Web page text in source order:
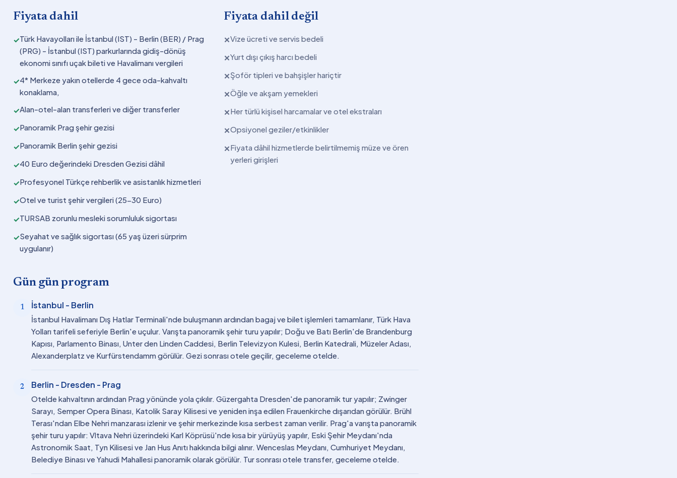
Fiyata dahil
✓Türk Havayolları ile İstanbul (IST) - Berlin (BER) / Prag
(PRG) - İstanbul (IST) parkurlarında gidiş-dönüş
ekonomi sınıfı uçak bileti ve Havalimanı vergileri
✓4* Merkeze yakın otellerde 4 gece oda-kahvaltı
konaklama,
✓Alan-otel-alan transferleri ve diğer transferler
✓Panoramik Prag şehir gezisi
✓Panoramik Berlin şehir gezisi
✓40 Euro değerindeki Dresden Gezisi dâhil
✓Profesyonel Türkçe rehberlik ve asistanlık hizmetleri
✓Otel ve turist şehir vergileri (25-30 Euro)
✓TURSAB zorunlu mesleki sorumluluk sigortası
✓Seyahat ve sağlık sigortası (65 yaş üzeri sürprim
uygulanır)
Fiyata dahil değil
✕Vize ücreti ve servis bedeli
✕Yurt dışı çıkış harcı bedeli
✕Şoför tipleri ve bahşişler hariçtir
✕Öğle ve akşam yemekleri
✕Her türlü kişisel harcamalar ve otel ekstraları
✕Opsiyonel geziler/etkinlikler
✕Fiyata dâhil hizmetlerde belirtilmemiş müze ve ören
yerleri girişleri
Gün gün program
1 İstanbul - Berlin
İstanbul Havalimanı Dış Hatlar Terminali'nde buluşmanın ardından bagaj ve bilet işlemleri tamamlanır, Türk Hava
Yolları tarifeli seferiyle Berlin'e uçulur. Varışta panoramik şehir turu yapılır; Doğu ve Batı Berlin'de Brandenburg
Kapısı, Parlamento Binası, Unter den Linden Caddesi, Berlin Televizyon Kulesi, Berlin Katedrali, Müzeler Adası,
Alexanderplatz ve Kurfürstendamm görülür. Gezi sonrası otele geçilir, geceleme otelde.
2 Berlin - Dresden - Prag
Otelde kahvaltının ardından Prag yönünde yola çıkılır. Güzergahta Dresden'de panoramik tur yapılır; Zwinger
Sarayı, Semper Opera Binası, Katolik Saray Kilisesi ve yeniden inşa edilen Frauenkirche dışarıdan görülür. Brühl
Terası'ndan Elbe Nehri manzarası izlenir ve şehir merkezinde kısa serbest zaman verilir. Prag'a varışta panoramik
şehir turu yapılır: Vltava Nehri üzerindeki Karl Köprüsü'nde kısa bir yürüyüş yapılır, Eski Şehir Meydanı'nda
Astronomik Saat, Tyn Kilisesi ve Jan Hus Anıtı hakkında bilgi alınır. Wenceslas Meydanı, Cumhuriyet Meydanı,
Belediye Binası ve Yahudi Mahallesi panoramik olarak görülür. Tur sonrası otele transfer, geceleme otelde.